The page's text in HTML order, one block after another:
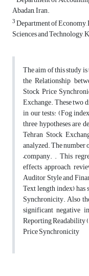
Abadan, Iran.
3Department of
Sciences and Technology,
The aim of this study
the Relationship
Stock Price
Exchange. These two
in our tests: (Fog
three hypotheses are
Tehran Stock
analyzed. The number
–company. . This
effects approach,
Auditor Style and
Text length index)
Synchronicity. Also
significant negative
Reporting Readability
Price Synchronicity